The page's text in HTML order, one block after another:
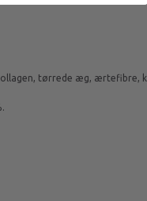
tørrede æg, ærtefibre,